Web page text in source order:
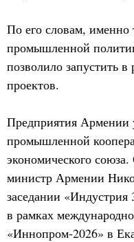
По его словам, именно
промышленной
позволило запустить
проектов.
Предприятия Армении
промышленной
экономического
министр Армении
заседании «Индустрия
в рамках
«Иннопром-2026» в